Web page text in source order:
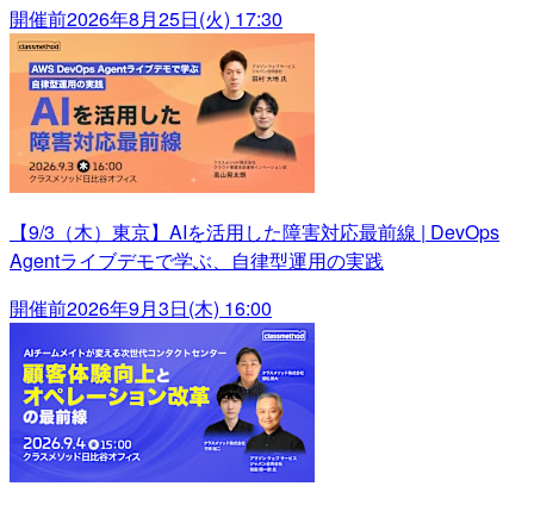
開催前2026年8月25日(火) 17:30
【9/3（木）東京】AIを活用した障害対応最前線 | DevOps
Agentライブデモで学ぶ、自律型運用の実践
開催前2026年9月3日(木) 16:00